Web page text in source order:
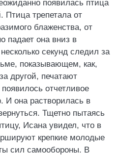
появилась птица
Птица трепетала от
блаженства, от
падает она вниз в
секунд следил за
показывающем, как,
другой, печатают
отчетливое
И она растворилась в
Тщетно пытаясь
Исана увидел, что в
крепкие молодые
сил самообороны. В